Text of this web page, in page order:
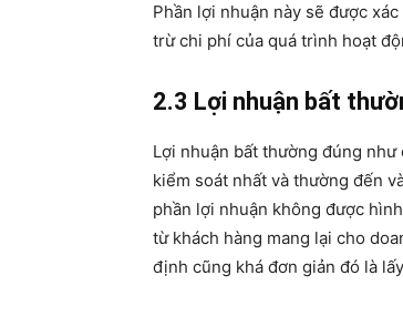
Phần lợi nhuận này sẽ được
trừ chi phí của quá trình hoạt
2.3 Lợi nhuận bất
Lợi nhuận bất thường đúng
kiểm soát nhất và thường đến
phần lợi nhuận không được
từ khách hàng mang lại cho
định cũng khá đơn giản đó là